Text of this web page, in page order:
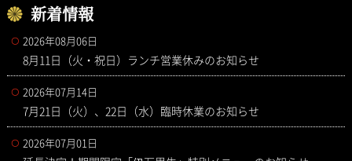
新着情報
2026年08月06日
8月11日（火・祝日）ランチ営業休みのお知らせ
2026年07月14日
7月21日（火）、22日（水）臨時休業のお知らせ
2026年07月01日